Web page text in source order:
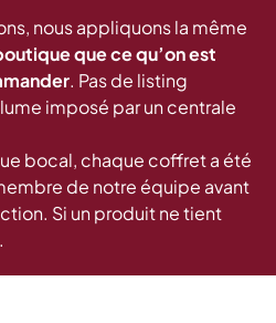
nous appliquons la même
que ce qu’on est
. Pas de listing
imposé par un centrale
bocal, chaque coffret a été
de notre équipe avant
Si un produit ne tient